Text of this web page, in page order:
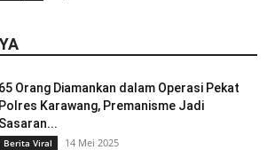
65 Orang Diamankan dalam Operasi Pekat
Polres Karawang, Premanisme Jadi
Sasaran...
Berita Viral 14 Mei 2025